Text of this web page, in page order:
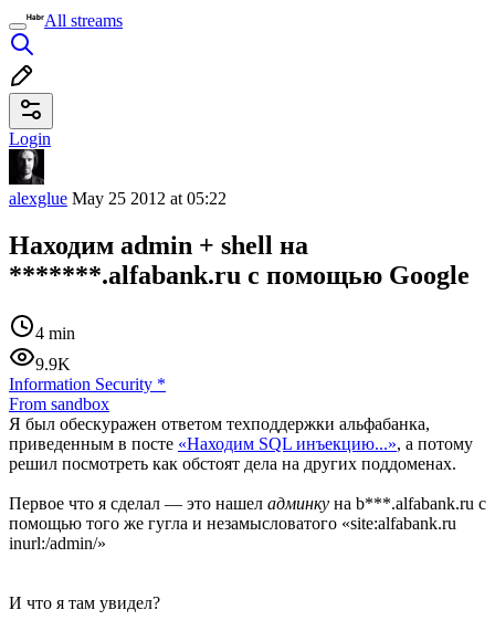
All streams
Login
alexglue May 25 2012 at 05:22
Находим admin + shell на
*******.alfabank.ru с помощью Google
4 min
9.9K
Information Security *
From sandbox
Я был обескуражен ответом техподдержки альфабанка,
приведенным в посте «Находим SQL инъекцию...», а потому
решил посмотреть как обстоят дела на других поддоменах.
Первое что я сделал — это нашел админку на b***.alfabank.ru с
помощью того же гугла и незамысловатого «site:alfabank.ru
inurl:/admin/»
И что я там увидел?